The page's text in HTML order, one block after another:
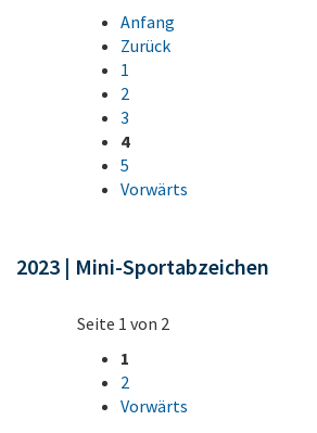
Anfang
Zurück
1
2
3
4
5
Vorwärts
2023 | Mini-Sportabzeichen
Seite 1 von 2
1
2
Vorwärts